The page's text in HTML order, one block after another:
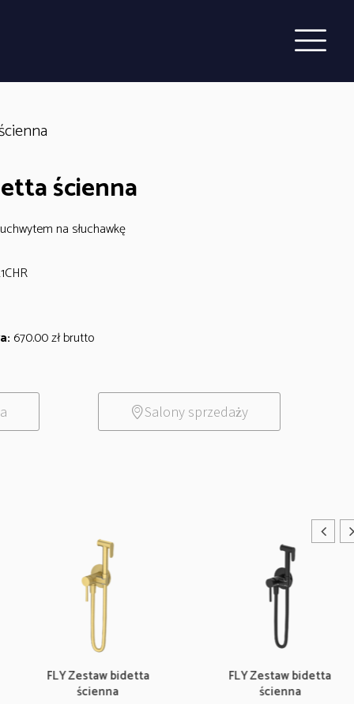
ścienna
na słuchawkę
670.00złbrutto
Salony sprzedaży
FLY Zestaw bidetta
ścienna
FLY Zestaw bidetta
ścienna